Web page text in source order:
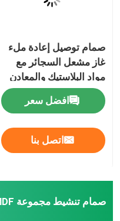
صمام توصيل إعادة ملء
غاز مشعل السجائر مع
مواد البلاستيك والمعادن
افضل سعر
اتصل بنا
صمام تنشيط مجموعة MDF